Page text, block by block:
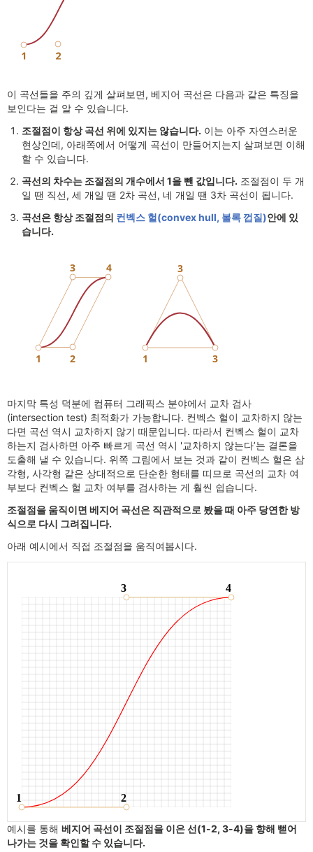
이 곡선들을 주의 깊게 살펴보면, 베지어 곡선은 다음과 같은 특징을
보인다는 걸 알 수 있습니다.
조절점이 항상 곡선 위에 있지는 않습니다. 이는 아주 자연스러운
현상인데, 아래쪽에서 어떻게 곡선이 만들어지는지 살펴보면 이해
할 수 있습니다.
곡선의 차수는 조절점의 개수에서 1을 뺀 값입니다. 조절점이 두 개
일 땐 직선, 세 개일 땐 2차 곡선, 네 개일 땐 3차 곡선이 됩니다.
곡선은 항상 조절점의 컨벡스 헐(convex hull, 볼록 껍질)안에 있
습니다.
마지막 특성 덕분에 컴퓨터 그래픽스 분야에서 교차 검사
(intersection test) 최적화가 가능합니다. 컨벡스 헐이 교차하지 않는
다면 곡선 역시 교차하지 않기 때문입니다. 따라서 컨벡스 헐이 교차
하는지 검사하면 아주 빠르게 곡선 역시 '교차하지 않는다’는 결론을
도출해 낼 수 있습니다. 위쪽 그림에서 보는 것과 같이 컨벡스 헐은 삼
각형, 사각형 같은 상대적으로 단순한 형태를 띠므로 곡선의 교차 여
부보다 컨벡스 헐 교차 여부를 검사하는 게 훨씬 쉽습니다.
조절점을 움직이면 베지어 곡선은 직관적으로 봤을 때 아주 당연한 방
식으로 다시 그려집니다.
아래 예시에서 직접 조절점을 움직여봅시다.
예시를 통해 베지어 곡선이 조절점을 이은 선(1-2, 3-4)을 향해 뻗어
나가는 것을 확인할 수 있습니다.